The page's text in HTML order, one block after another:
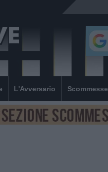
L'Avversario Scommesse